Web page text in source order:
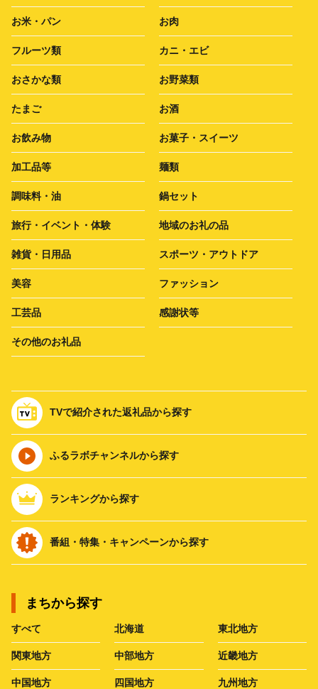
お米・パン お肉
フルーツ類 カニ・エビ
おさかな類 お野菜類
たまご お酒
お飲み物 お菓子・スイーツ
加工品等 麺類
調味料・油 鍋セット
旅行・イベント・体験 地域のお礼の品
雑貨・日用品 スポーツ・アウトドア
美容 ファッション
工芸品 感謝状等
その他のお礼品
TVで紹介された返礼品から探す
ふるラボチャンネルから探す
ランキングから探す
番組・特集・キャンペーンから探す
まちから探す
すべて 北海道 東北地方
関東地方 中部地方 近畿地方
中国地方 四国地方 九州地方